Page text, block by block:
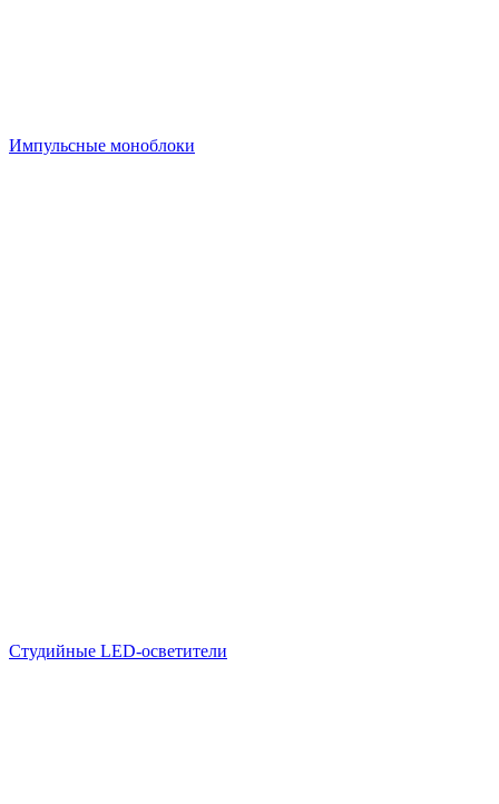
Импульсные моноблоки
Студийные LED-осветители